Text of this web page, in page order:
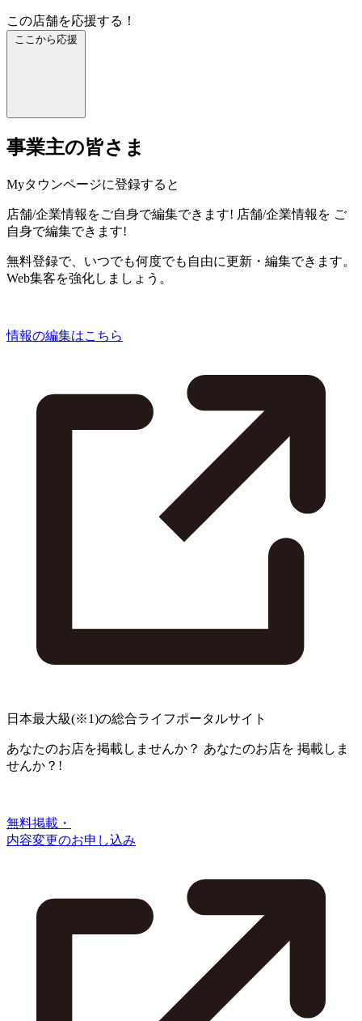
この店舗を応援する！
ここから応援
事業主の皆さま
Myタウンページに登録すると
店舗/企業情報をご自身で編集できます! 店舗/企業情報を ご
自身で編集できます!
無料登録で、いつでも何度でも自由に更新・編集できます。
Web集客を強化しましょう。
情報の編集はこちら
日本最大級(※1)の総合ライフポータルサイト
あなたのお店を掲載しませんか？ あなたのお店を 掲載しま
せんか？!
無料掲載・
内容変更のお申し込み